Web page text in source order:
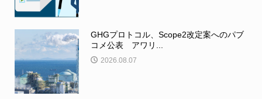
GHGプロトコル、Scope2改定案へのパブ
コメ公表 アワリ...
2026.08.07